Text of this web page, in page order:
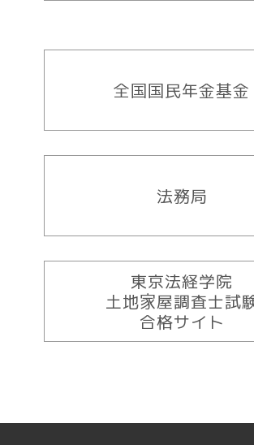
全国国民年金基金
法務局
東京法経学院
土地家屋調査士試
合格サイト